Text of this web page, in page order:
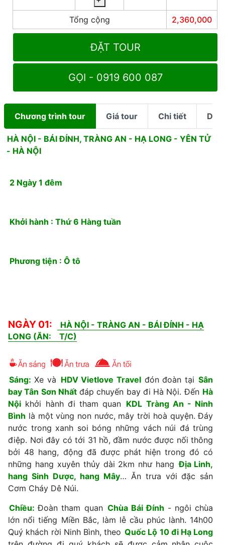
Tổng cộng 2,360,000
ĐẶT TOUR
GỌI - 0919 600 087
Chương trình tour Giá tour Chi tiết
HÀ NỘI - BÁI ĐÍNH, TRÀNG AN - HẠ LONG - YÊN TỬ
- HÀ NỘI
2 Ngày 1 đêm
Khởi hành : Thứ 6 Hàng tuần
Phương tiện : Ô tô
NGÀY 01:
HÀ NỘI - TRÀNG AN - BÁI ĐÍNH - HẠ
LONG (ĂN:
T/C)
Sáng: Xe và HDV Vietlove Travelđón đoàn tại Sân
bay Tân Sơn Nhấtđáp chuyến bay đi Hà Nội. Đến Hà
Nội khởi hành đi tham quan KDL Tràng An - Ninh
Bình là một vùng non nước, mây trời hoà quyện. Đáy
nước trong xanh soi bóng những vách núi đá trùng
điệp. Nơi đây có tới 31 hồ, đầm nước được nối thông
bởi 48 hang, động đã được phát hiện trong đó có
những hang xuyên thủy dài 2km như hang Địa Linh,
hang Sinh Dược, hang Mây… Ăn trưa với đặc sản
Cơm Cháy Dê Núi.
Chiều:Đoàn tham quan Chùa Bái Đính - ngôi chùa
lớn nổi tiếng Miền Bắc, làm lễ cầu phúc lành. 14h00
Quý khách rời Ninh Bình, theo Quốc Lộ 10 đi Hạ Long